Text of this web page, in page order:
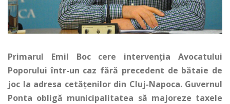
Primarul Emil Boc cere intervenția Avocatului
Poporului într-un caz fără precedent de bătaie de
joc la adresa cetățenilor din Cluj-Napoca. Guvernul
Ponta obligă municipalitatea să majoreze taxele